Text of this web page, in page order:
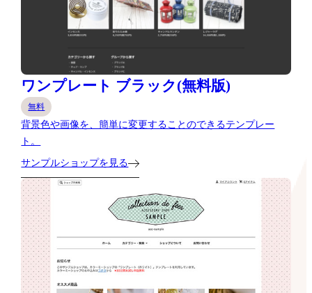
ワンプレート ブラック(無料版)
無料
背景色や画像を、簡単に変更することのできるテンプレー
ト。
サンプルショップを見る